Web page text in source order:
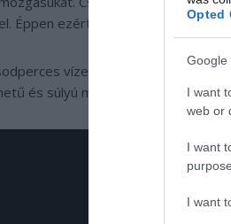
Opted
Google
I want
web or
I want
I want
Éppen ezért a vízen járás pontos
vízen járás (futás) nem
és súlyú madárhoz képest,